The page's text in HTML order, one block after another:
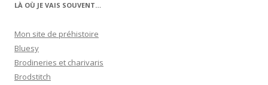
LÀ OÙ JE VAIS SOUVENT…
Mon site de préhistoire
Bluesy
Brodineries et charivaris
Brodstitch